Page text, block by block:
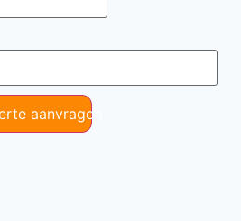
aanvragen